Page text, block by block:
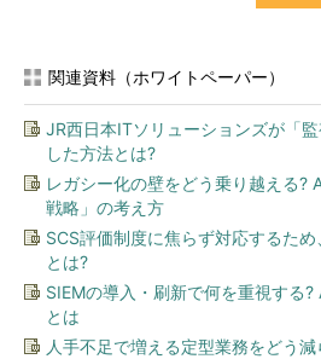
関連資料（ホワイトペーパー）
JR西日本ITソリューションズが「
した方法とは?
レガシー化の壁をどう乗り越える?
戦略」の考え方
SCS評価制度に焦らず対応するた
とは?
SIEMの導入・刷新で何を重視する
とは
人手不足で増える定型業務をどう